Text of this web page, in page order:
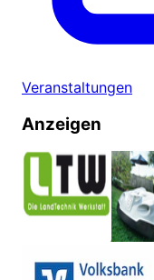
Veranstaltungen
Anzeigen